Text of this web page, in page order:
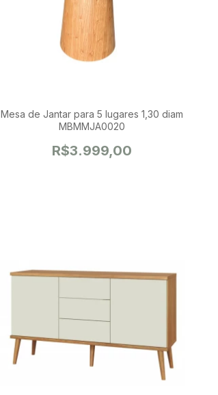
Mesa de Jantar para 5 lugares 1,30 diam
MBMMJA0020
R$3.999,00